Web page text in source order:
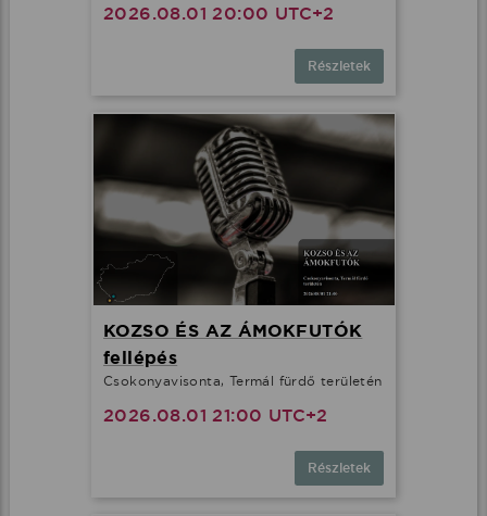
2026.08.01 20:00 UTC+2
Részletek
KOZSO ÉS AZ ÁMOKFUTÓK
fellépés
Csokonyavisonta, Termál fürdő területén
2026.08.01 21:00 UTC+2
Részletek